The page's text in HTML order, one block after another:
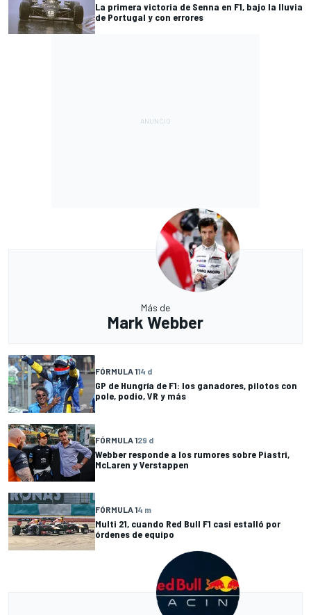
La primera victoria de Senna en F1, bajo la lluvia
de Portugal y con errores
Más de
Mark Webber
FÓRMULA 114 d
GP de Hungría de F1: los ganadores, pilotos con
pole, podio, VR y más
FÓRMULA 129 d
Webber responde a los rumores sobre Piastri,
McLaren y Verstappen
FÓRMULA 14 m
Multi 21, cuando Red Bull F1 casi estalló por
órdenes de equipo